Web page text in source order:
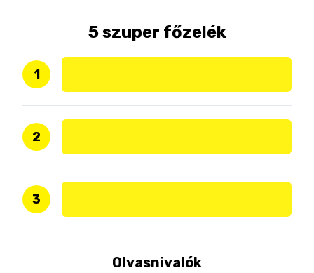
5 szuper főzelék
1
2
3
Olvasnivalók